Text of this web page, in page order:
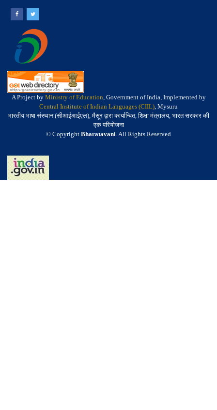
A Project by Ministry of Education, Government of India, Implemented by
Central Institute of Indian Languages (CIIL), Mysuru
भारतीय भाषा संस्थान (सीआईआईएल), मैसूर द्वारा कार्यान्वित, शिक्षा मंत्रालय, भारत सरकार की
एक परियोजना
© Copyright Bharatavani. All Rights Reserved